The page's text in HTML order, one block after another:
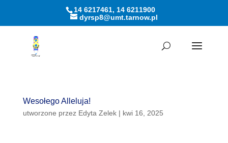
Otwórz pasek narzędzi
14 6217461, 14 6211900
dyrsp8@umt.tarnow.pl
Wesołego Alleluja!
utworzone przez Edyta Zelek| kwi 16, 2025